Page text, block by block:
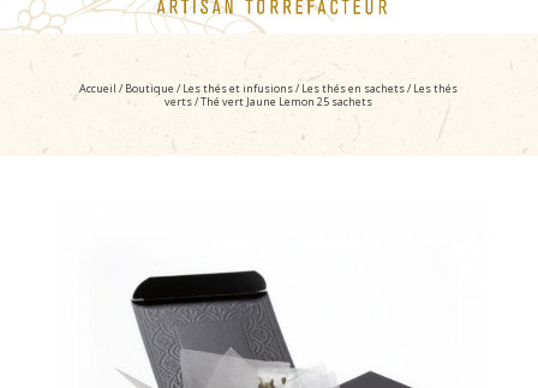
Accueil / Boutique / Les thés et infusions/ Les thés en sachets/ Les thés
verts/ Thé vert Jaune Lemon 25 sachets